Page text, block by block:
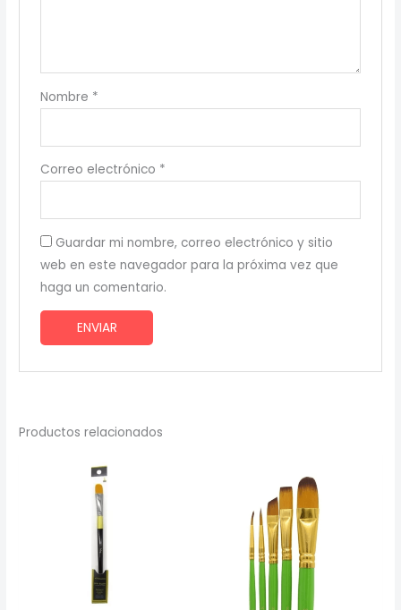
Nombre *
Correo electrónico *
Guardar mi nombre, correo electrónico y sitio
web en este navegador para la próxima vez que
haga un comentario.
Productos relacionados